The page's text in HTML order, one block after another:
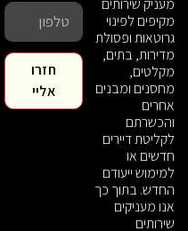
מעניק שירותים
מקיפים לפינוי
גרוטאות ופסולת
מדירות, בתים,
מקלטים,
מחסנים ומבנים
אחרים
והכשרתם
לקליטת דיירים
חדשים או
למימוש ייעודם
החדש. בתוך כך
אנו מעניקים
שירותים
חזרו
אליי